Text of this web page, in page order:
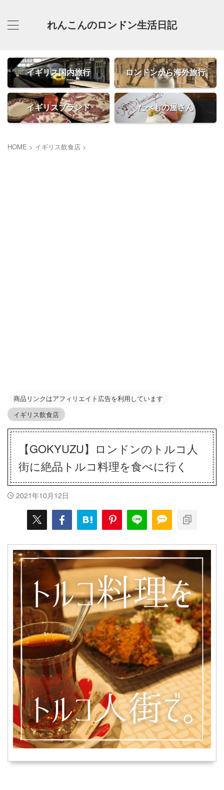
れんこんのロンドン生活日記
イギリス国内旅行 ロンドンから海外旅行
イギリスブランド たべもの屋さん
HOME > イギリス飲食店 >
商品リンクはアフィリエイト広告を利用しています
イギリス飲食店
【GOKYUZU】ロンドンのトルコ人
街に絶品トルコ料理を食べに行く
2021年10月12日